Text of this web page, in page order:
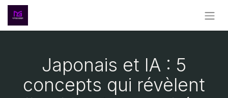
Japonais et IA : 5
concepts qui révèlent